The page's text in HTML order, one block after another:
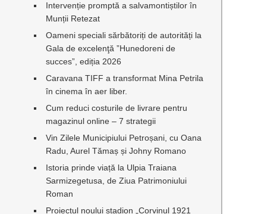
Intervenție promptă a salvamontiștilor în
Munții Retezat
Oameni speciali sărbătoriți de autorități la
Gala de excelenţă ”Hunedoreni de
succes”, ediția 2026
Caravana TIFF a transformat Mina Petrila
în cinema în aer liber.
Cum reduci costurile de livrare pentru
magazinul online – 7 strategii
Vin Zilele Municipiului Petroșani, cu Oana
Radu, Aurel Tămaș și Johny Romano
Istoria prinde viață la Ulpia Traiana
Sarmizegetusa, de Ziua Patrimoniului
Roman
Proiectul noului stadion „Corvinul 1921